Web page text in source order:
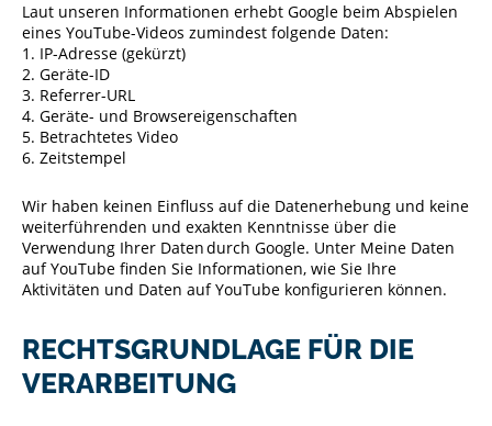
Laut unseren Informationen erhebt Google beim Abspielen
eines YouTube-Videos zumindest folgende Daten:
1. IP-Adresse (gekürzt)
2. Geräte-ID
3. Referrer-URL
4. Geräte- und Browsereigenschaften
5. Betrachtetes Video
6. Zeitstempel
Wir haben keinen Einfluss auf die Datenerhebung und keine
weiterführenden und exakten Kenntnisse über die
Verwendung Ihrer Daten durch Google. Unter Meine Daten
auf YouTube finden Sie Informationen, wie Sie Ihre
Aktivitäten und Daten auf YouTube konfigurieren können.
RECHTSGRUNDLAGE FÜR DIE
VERARBEITUNG